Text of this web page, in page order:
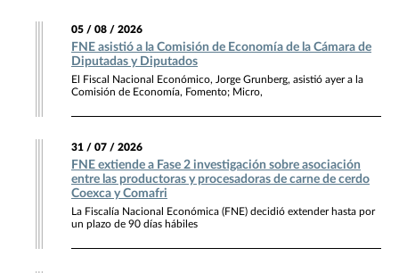
05 / 08 / 2026
FNE asistió a la Comisión de Economía de la Cámara de
Diputadas y Diputados
El Fiscal Nacional Económico, Jorge Grunberg, asistió ayer a la
Comisión de Economía, Fomento; Micro,
31 / 07 / 2026
FNE extiende a Fase 2 investigación sobre asociación
entre las productoras y procesadoras de carne de cerdo
Coexca y Comafri
La Fiscalía Nacional Económica (FNE) decidió extender hasta por
un plazo de 90 días hábiles